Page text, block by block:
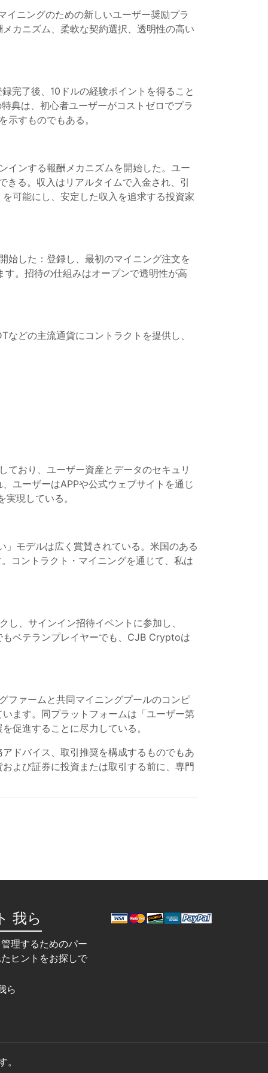
ニングのための新しいユーザー奨励プラ
カニズム、柔軟な契約選択、透明性の高い
完了後、10ドルの経験ポイントを得ること
典は、初心者ユーザーがコストゼロでプラ
すものでもある。
インする報酬メカニズムを開始した。ユー
る。収入はリアルタイムで入金され、引
可能にし、安定した収入を追求する投資家
始した：登録し、最初のマイニング注文を
。招待の仕組みはオープンで透明性が高
どの主流通貨にコントラクトを提供し、
おり、ユーザー資産とデータのセキュリ
ユーザーはAPPや公式ウェブサイトを通じ
現している。
モデルは広く賞賛されている。米国のある
コントラクト・マイニングを通じて、私は
、サインイン招待イベントに参加し、
もベテランプレイヤーでも、CJB Cryptoは
ファームと共同マイニングプールのコンピ
ます。同プラットフォームは「ユーザー第
促進することに尽力している。
ドバイス、取引推奨を構成するものでもあ
よび証券に投資または取引する前に、専門
我ら
理するためのパー
ヒントをお探しで
ら